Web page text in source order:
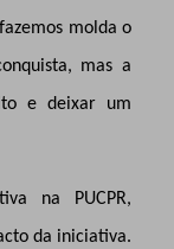
molda o
mas a
e deixar um
na PUCPR,
da iniciativa.